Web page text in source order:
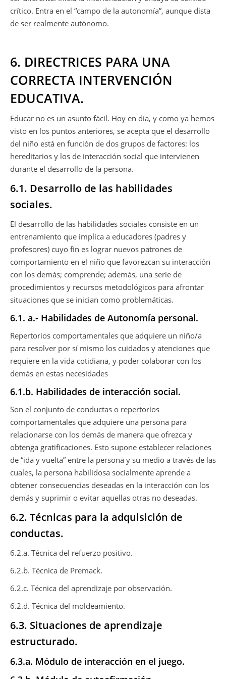
crítico. Entra en el “campo de la autonomía”, aunque dista
de ser realmente autónomo.
6. DIRECTRICES PARA UNA
CORRECTA INTERVENCIÓN
EDUCATIVA.
Educar no es un asunto fácil. Hoy en día, y como ya hemos
visto en los puntos anteriores, se acepta que el desarrollo
del niño está en función de dos grupos de factores: los
hereditarios y los de interacción social que intervienen
durante el desarrollo de la persona.
6.1. Desarrollo de las habilidades
sociales.
El desarrollo de las habilidades sociales consiste en un
entrenamiento que implica a educadores (padres y
profesores) cuyo fin es lograr nuevos patrones de
comportamiento en el niño que favorezcan su interacción
con los demás; comprende; además, una serie de
procedimientos y recursos metodológicos para afrontar
situaciones que se inician como problemáticas.
6.1. a.- Habilidades de Autonomía personal.
Repertorios comportamentales que adquiere un niño/a
para resolver por sí mismo los cuidados y atenciones que
requiere en la vida cotidiana, y poder colaborar con los
demás en estas necesidades
6.1.b. Habilidades de interacción social.
Son el conjunto de conductas o repertorios
comportamentales que adquiere una persona para
relacionarse con los demás de manera que ofrezca y
obtenga gratificaciones. Esto supone establecer relaciones
de “ida y vuelta” entre la persona y su medio a través de las
cuales, la persona habilidosa socialmente aprende a
obtener consecuencias deseadas en la interacción con los
demás y suprimir o evitar aquellas otras no deseadas.
6.2. Técnicas para la adquisición de
conductas.
6.2.a. Técnica del refuerzo positivo.
6.2.b. Técnica de Premack.
6.2.c. Técnica del aprendizaje por observación.
6.2.d. Técnica del moldeamiento.
6.3. Situaciones de aprendizaje
estructurado.
6.3.a. Módulo de interacción en el juego.